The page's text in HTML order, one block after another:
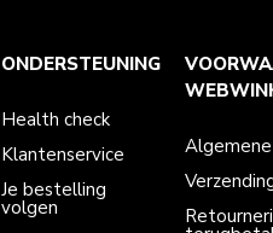
Health check
Klantenservice
Veelgestelde vragen
Algemene voorwaarden
Verzending en levering
Retournering en terugbetaling
Toegankelijkheidsverklaring
Het merk
Onze geschiedenis
Zoek een winkel
ONDERSTEUNING
Health check
Klantenservice
Je bestelling
volgen